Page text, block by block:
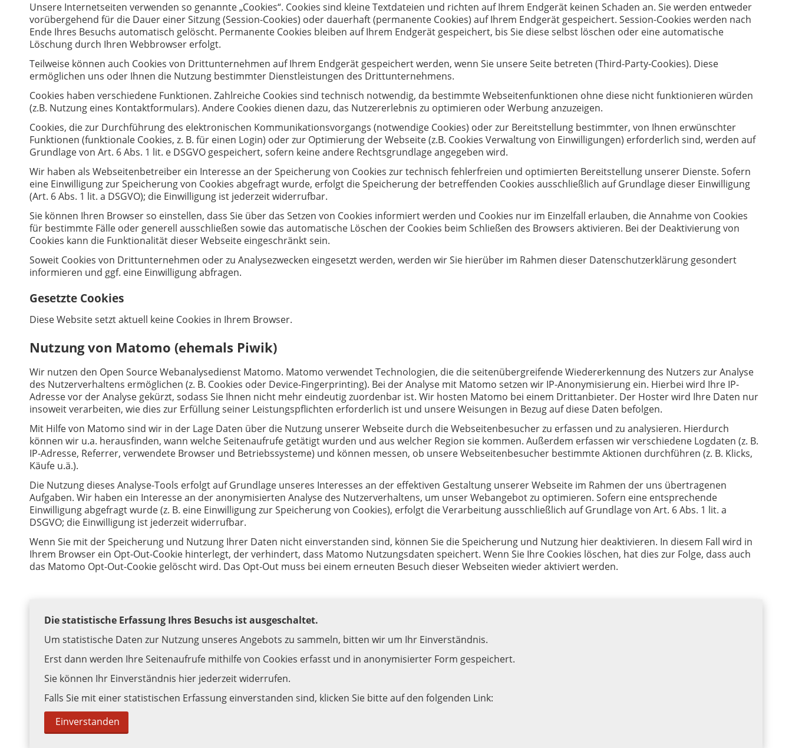
Unsere Internetseiten verwenden so genannte „Cookies“. Cookies sind kleine Textdateien und richten auf Ihrem Endgerät keinen Schaden an. Sie werden entweder
vorübergehend für die Dauer einer Sitzung (Session-Cookies) oder dauerhaft (permanente Cookies) auf Ihrem Endgerät gespeichert. Session-Cookies werden nach
Ende Ihres Besuchs automatisch gelöscht. Permanente Cookies bleiben auf Ihrem Endgerät gespeichert, bis Sie diese selbst löschen oder eine automatische
Löschung durch Ihren Webbrowser erfolgt.
Teilweise können auch Cookies von Drittunternehmen auf Ihrem Endgerät gespeichert werden, wenn Sie unsere Seite betreten (Third-Party-Cookies). Diese
ermöglichen uns oder Ihnen die Nutzung bestimmter Dienstleistungen des Drittunternehmens.
Cookies haben verschiedene Funktionen. Zahlreiche Cookies sind technisch notwendig, da bestimmte Webseitenfunktionen ohne diese nicht funktionieren würden
(z.B. Nutzung eines Kontaktformulars). Andere Cookies dienen dazu, das Nutzererlebnis zu optimieren oder Werbung anzuzeigen.
Cookies, die zur Durchführung des elektronischen Kommunikationsvorgangs (notwendige Cookies) oder zur Bereitstellung bestimmter, von Ihnen erwünschter
Funktionen (funktionale Cookies, z. B. für einen Login) oder zur Optimierung der Webseite (z.B. Cookies Verwaltung von Einwilligungen) erforderlich sind, werden auf
Grundlage von Art. 6 Abs. 1 lit. e DSGVO gespeichert, sofern keine andere Rechtsgrundlage angegeben wird.
Wir haben als Webseitenbetreiber ein Interesse an der Speicherung von Cookies zur technisch fehlerfreien und optimierten Bereitstellung unserer Dienste. Sofern
eine Einwilligung zur Speicherung von Cookies abgefragt wurde, erfolgt die Speicherung der betreffenden Cookies ausschließlich auf Grundlage dieser Einwilligung
(Art. 6 Abs. 1 lit. a DSGVO); die Einwilligung ist jederzeit widerrufbar.
Sie können Ihren Browser so einstellen, dass Sie über das Setzen von Cookies informiert werden und Cookies nur im Einzelfall erlauben, die Annahme von Cookies
für bestimmte Fälle oder generell ausschließen sowie das automatische Löschen der Cookies beim Schließen des Browsers aktivieren. Bei der Deaktivierung von
Cookies kann die Funktionalität dieser Webseite eingeschränkt sein.
Soweit Cookies von Drittunternehmen oder zu Analysezwecken eingesetzt werden, werden wir Sie hierüber im Rahmen dieser Datenschutzerklärung gesondert
informieren und ggf. eine Einwilligung abfragen.
Gesetzte Cookies
Diese Website setzt aktuell keine Cookies in Ihrem Browser.
Nutzung von Matomo (ehemals Piwik)
Wir nutzen den Open Source Webanalysedienst Matomo. Matomo verwendet Technologien, die die seitenübergreifende Wiedererkennung des Nutzers zur Analyse
des Nutzerverhaltens ermöglichen (z. B. Cookies oder Device-Fingerprinting). Bei der Analyse mit Matomo setzen wir IP-Anonymisierung ein. Hierbei wird Ihre IP-
Adresse vor der Analyse gekürzt, sodass Sie Ihnen nicht mehr eindeutig zuordenbar ist. Wir hosten Matomo bei einem Drittanbieter. Der Hoster wird Ihre Daten nur
insoweit verarbeiten, wie dies zur Erfüllung seiner Leistungspflichten erforderlich ist und unsere Weisungen in Bezug auf diese Daten befolgen.
Mit Hilfe von Matomo sind wir in der Lage Daten über die Nutzung unserer Webseite durch die Webseitenbesucher zu erfassen und zu analysieren. Hierdurch
können wir u.a. herausfinden, wann welche Seitenaufrufe getätigt wurden und aus welcher Region sie kommen. Außerdem erfassen wir verschiedene Logdaten (z. B.
IP-Adresse, Referrer, verwendete Browser und Betriebssysteme) und können messen, ob unsere Webseitenbesucher bestimmte Aktionen durchführen (z. B. Klicks,
Käufe u.ä.).
Die Nutzung dieses Analyse-Tools erfolgt auf Grundlage unseres Interesses an der effektiven Gestaltung unserer Webseite im Rahmen der uns übertragenen
Aufgaben. Wir haben ein Interesse an der anonymisierten Analyse des Nutzerverhaltens, um unser Webangebot zu optimieren. Sofern eine entsprechende
Einwilligung abgefragt wurde (z. B. eine Einwilligung zur Speicherung von Cookies), erfolgt die Verarbeitung ausschließlich auf Grundlage von Art. 6 Abs. 1 lit. a
DSGVO; die Einwilligung ist jederzeit widerrufbar.
Wenn Sie mit der Speicherung und Nutzung Ihrer Daten nicht einverstanden sind, können Sie die Speicherung und Nutzung hier deaktivieren. In diesem Fall wird in
Ihrem Browser ein Opt-Out-Cookie hinterlegt, der verhindert, dass Matomo Nutzungsdaten speichert. Wenn Sie Ihre Cookies löschen, hat dies zur Folge, dass auch
das Matomo Opt-Out-Cookie gelöscht wird. Das Opt-Out muss bei einem erneuten Besuch dieser Webseiten wieder aktiviert werden.
Die statistische Erfassung Ihres Besuchs ist ausgeschaltet.
Um statistische Daten zur Nutzung unseres Angebots zu sammeln, bitten wir um Ihr Einverständnis.
Erst dann werden Ihre Seitenaufrufe mithilfe von Cookies erfasst und in anonymisierter Form gespeichert.
Sie können Ihr Einverständnis hier jederzeit widerrufen.
Falls Sie mit einer statistischen Erfassung einverstanden sind, klicken Sie bitte auf den folgenden Link:
Einverstanden